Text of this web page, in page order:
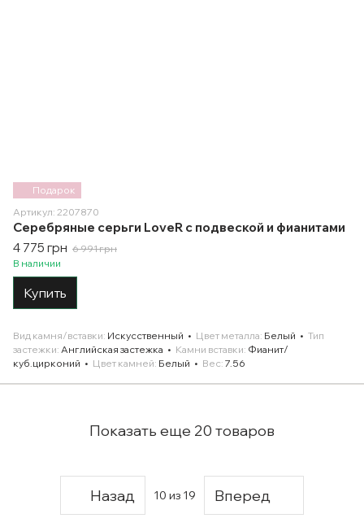
Подарок
Артикул: 2207870
Серебряные серьги LoveR с подвеской и фианитами
4 775 грн 6 991 грн
В наличии
Купить
Вид камня/вставки Искусственный Цвет металла Белый
Тип
застежки Английская застежка Камни вставки Фианит/
куб.цирконий
Цвет камней Белый Вес 7.56
Показать еще 20 товаров
Назад 10 из 19 Вперед